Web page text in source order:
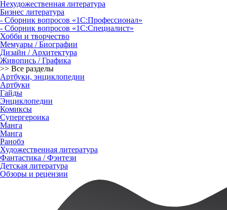
Нехудожественная литература
Бизнес литература
- Сборник вопросов «1С:Профессионал»
- Сборник вопросов «1С:Специалист»
Хобби и творчество
Мемуары / Биографии
Дизайн / Архитектура
Живопись / Графика
>> Все разделы
Артбуки, энциклопедии
Артбуки
Гайды
Энциклопедии
Комиксы
Супергероика
Манга
Манга
Ранобэ
Художественная литература
Фантастика / Фэнтези
Детская литература
Обзоры и рецензии